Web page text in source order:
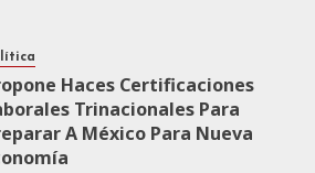
Haces Certificaciones
Trinacionales Para
A México Para Nueva